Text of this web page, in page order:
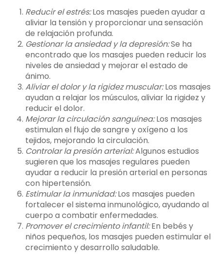
Reducir el estrés:Los masajes pueden ayudar a
aliviar la tensión y proporcionar una sensación
de relajación profunda.
Gestionar la ansiedad y la depresión:Se ha
encontrado que los masajes pueden reducir los
niveles de ansiedad y mejorar el estado de
ánimo.
Aliviar el dolor y la rigidez muscular:Los masajes
ayudan a relajar los músculos, aliviar la rigidez y
reducir el dolor.
Mejorar la circulación sanguínea:Los masajes
estimulan el flujo de sangre y oxígeno a los
tejidos, mejorando la circulación.
Controlar la presión arterial:Algunos estudios
sugieren que los masajes regulares pueden
ayudar a reducir la presión arterial en personas
con hipertensión.
Estimular la inmunidad:Los masajes pueden
fortalecer el sistema inmunológico, ayudando al
cuerpo a combatir enfermedades.
Promover el crecimiento infantil:En bebés y
niños pequeños, los masajes pueden estimular el
crecimiento y desarrollo saludable.